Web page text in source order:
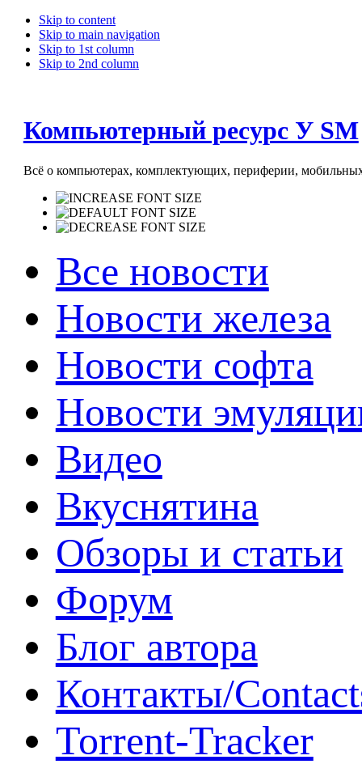
Skip to content
Skip to main navigation
Skip to 1st column
Skip to 2nd column
Компьютерный ресурс У SM
Всё о компьютерах, комплектующих, периферии, мобильных
Все новости
Новости железа
Новости софта
Новости
Видео
Вкуснятина
Обзоры и статьи
Форум
Блог автора
Контакты/
Torrent-Tracker